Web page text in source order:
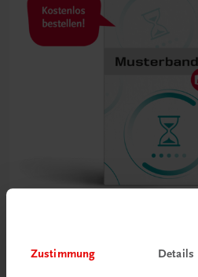
Zustimmung Details
Projektwerkstatt 1 HAS